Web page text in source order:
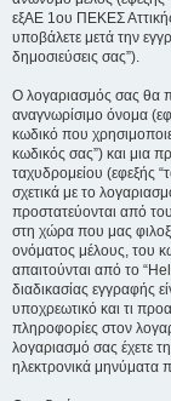
εξΑΕ 1ου ΠΕΚΕΣ
υποβάλετε μετά την
δημοσιεύσεις σας”).
Ο λογαριασμός σας θα
αναγνωρίσιμο όνομα
κωδικό που
κωδικός σας”) και μια
ταχυδρομείου (εφεξής
σχετικά με το
προστατεύονται από
στη χώρα που μας
ονόματος μέλους, του
απαιτούνται από το
διαδικασίας εγγραφής
υποχρεωτικό και τι
πληροφορίες στον
λογαριασμό σας έχετε
ηλεκτρονικά μηνύματα